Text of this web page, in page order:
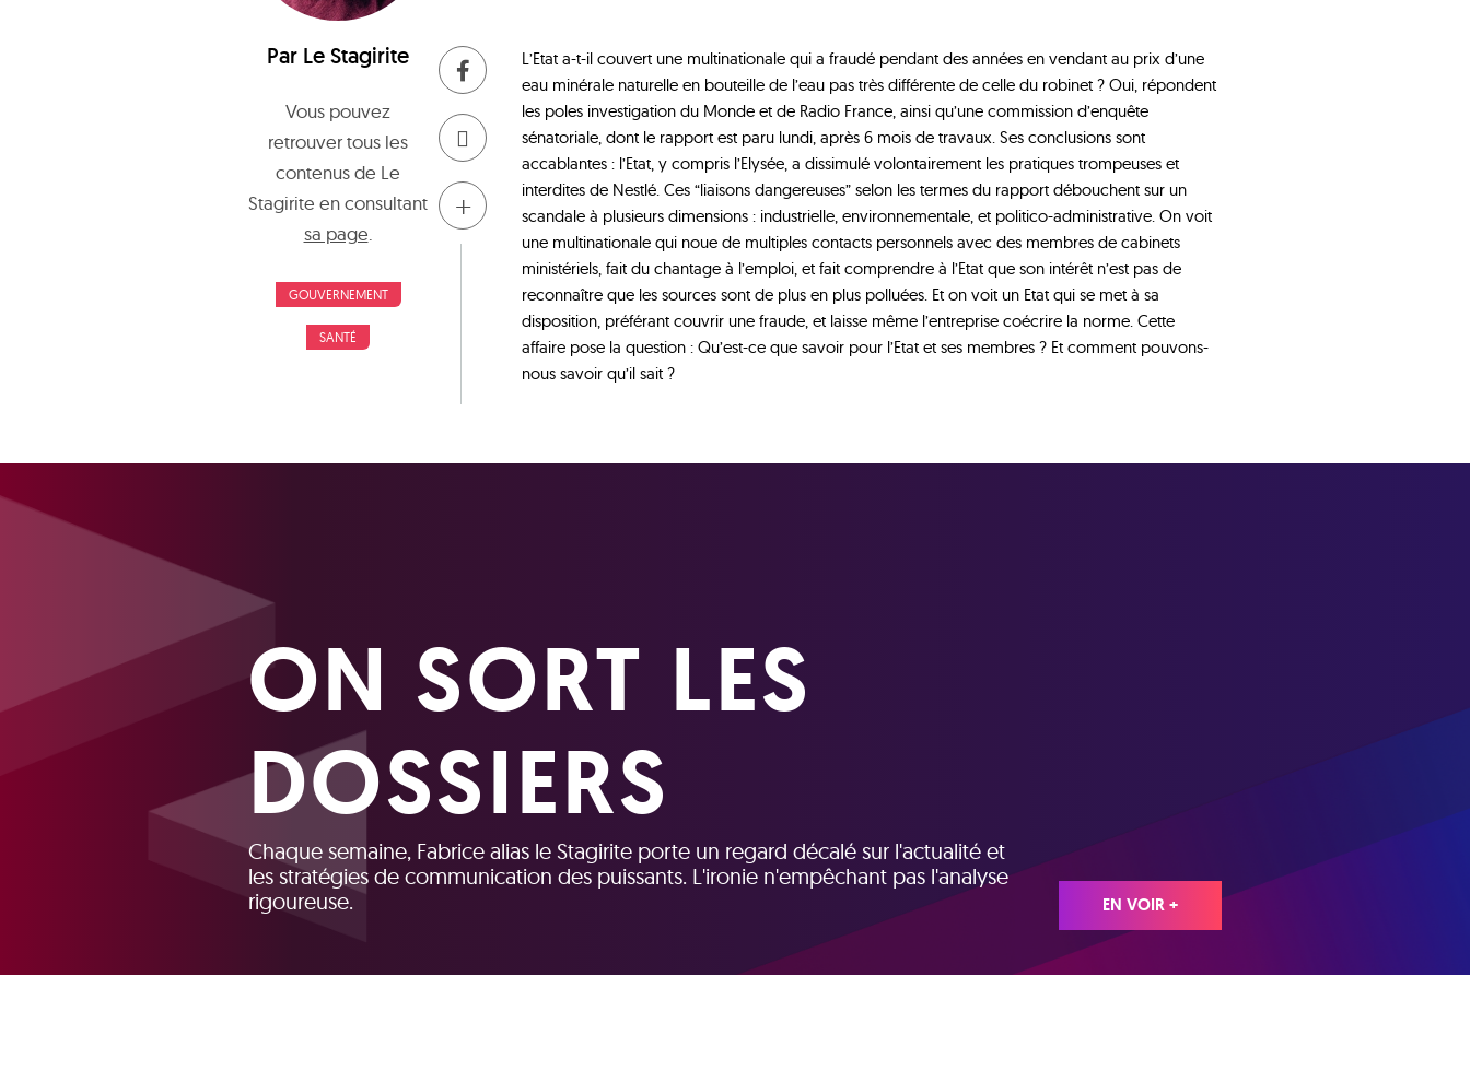
Par Le Stagirite
Vous pouvez
retrouver tous les
contenus de Le
Stagirite en consultant
sa page
GOUVERNEMENT
SANTÉ
+
L’Etat a-t-il couvert une multinationale qui a fraudé pendant des années en vendant au prix d’une
eau minérale naturelle en bouteille de l’eau pas très différente de celle du robinet ? Oui, répondent
les poles investigation du Monde et de Radio France, ainsi qu’une commission d’enquête
sénatoriale, dont le rapport est paru lundi, après 6 mois de travaux. Ses conclusions sont
accablantes : l’Etat, y compris l’Elysée, a dissimulé volontairement les pratiques trompeuses et
interdites de Nestlé. Ces “liaisons dangereuses” selon les termes du rapport débouchent sur un
scandale à plusieurs dimensions : industrielle, environnementale, et politico-administrative. On voit
une multinationale qui noue de multiples contacts personnels avec des membres de cabinets
ministériels, fait du chantage à l’emploi, et fait comprendre à l’Etat que son intérêt n’est pas de
reconnaître que les sources sont de plus en plus polluées. Et on voit un Etat qui se met à sa
disposition, préférant couvrir une fraude, et laisse même l’entreprise coécrire la norme. Cette
affaire pose la question : Qu’est-ce que savoir pour l’Etat et ses membres ? Et comment pouvons-
nous savoir qu’il sait ?
ON SORT LES
DOSSIERS
Chaque semaine, Fabrice alias le Stagirite porte un regard décalé sur l'actualité et
les stratégies de communication des puissants. L'ironie n'empêchant pas l'analyse
rigoureuse.
EN VOIR +